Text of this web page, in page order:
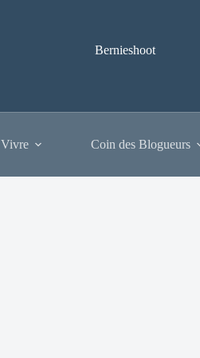
Bernieshoot
Coin des Blogueurs